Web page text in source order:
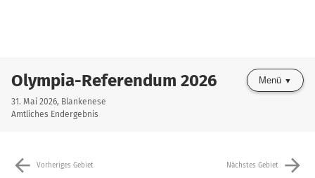
Olympia-Referendum 2026
31. Mai 2026, Blankenese
Amtliches Endergebnis
Menü
arrow_back Vorheriges Gebiet Nächstes Gebiet arrow_forward